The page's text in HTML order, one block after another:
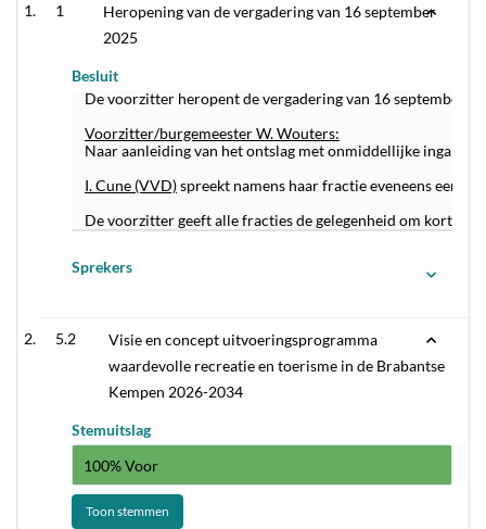
1
Heropening van de vergadering van 16 september
2025
Besluit
De voorzitter heropent de vergadering van 16 september jl.
Voorzitter/burgemeester W. Wouters:
Naar aanleiding van het ontslag met onmiddellijke ingang
I. Cune (VVD)spreekt namens haar fractie eveneens een
De voorzitter geeft alle fracties de gelegenheid om kort te
Sprekers
5.2
Visie en concept uitvoeringsprogramma
waardevolle recreatie en toerisme in de Brabantse
Kempen 2026-2034
Stemuitslag
100% Voor
Toon stemmen